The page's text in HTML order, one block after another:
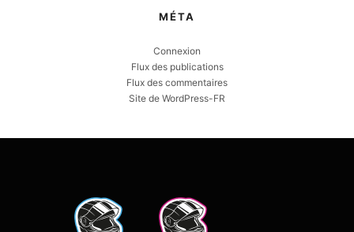
MÉTA
Connexion
Flux des publications
Flux des commentaires
Site de WordPress-FR